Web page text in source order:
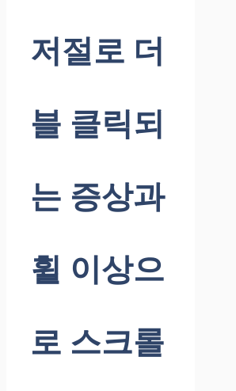
저절로 더
블 클릭되
는 증상과
휠 이상으
로 스크롤